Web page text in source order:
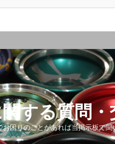
する質問・
りのことがあれば当掲示板で